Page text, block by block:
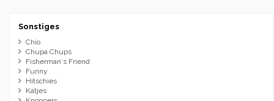
Sonstiges
Chio
Chupa Chups
Fisherman´s Friend
Funny
Hitschies
Katjes